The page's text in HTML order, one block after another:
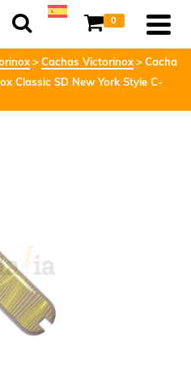
0
Cachas Victorinox
Cacha
Classic SD New York Style C-